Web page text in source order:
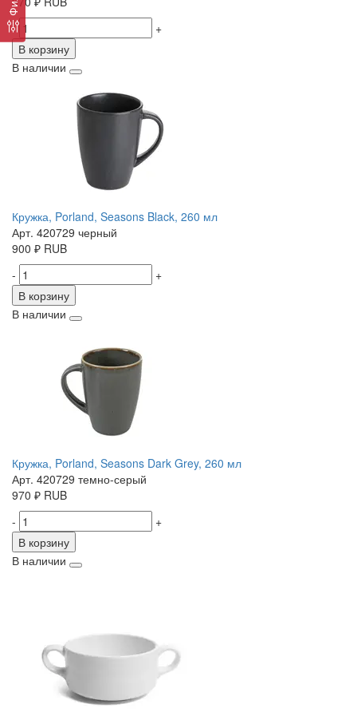
-
+
В корзину
В наличии
Кружка, Porland, Seasons Black, 260 мл
Арт. 420729 черный
900 ₽ RUB
-
+
В корзину
В наличии
Кружка, Porland, Seasons Dark Grey, 260 мл
Арт. 420729 темно-серый
970 ₽ RUB
-
+
В корзину
В наличии